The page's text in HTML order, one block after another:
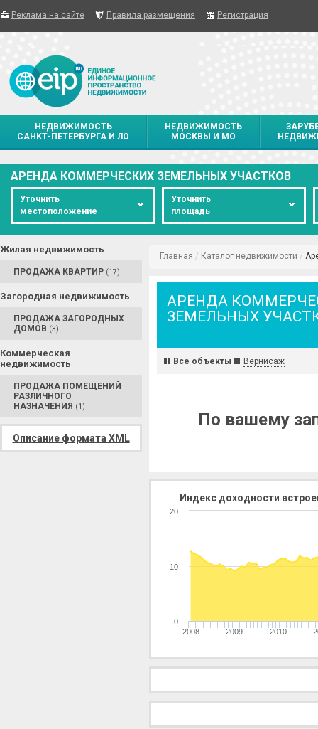
Реклама на сайте Правила размещения Регистрация
НЕДВИЖИМОСТЬ
САНКТ-ПЕТЕРБУРГА И ЛО
НЕДВИЖИМОСТЬ
МОСКВЫ И МО
АРЕНДА КОММЕРЧЕСКИХ ЗЕМЕЛЬНЫХ УЧАСТКОВ
Уточнить
местоположение
Уточнить
площадь
Жилая недвижимость
ПРОДАЖА КВАРТИР (17)
Загородная недвижимость
ПРОДАЖА ЗАГОРОДНЫХ
ДОМОВ (3)
Коммерческая
недвижимость
ПРОДАЖА ПОМЕЩЕНИЙ
РАЗЛИЧНОГО
НАЗНАЧЕНИЯ (1)
Описание формата XML
Главная / Каталог недвижимости /
АРЕНДА
ЗЕМЕЛЬНЫХ
Все объекты Вернисаж
По вашему
Индекс доходности
2008 2009 2010
0
10
20